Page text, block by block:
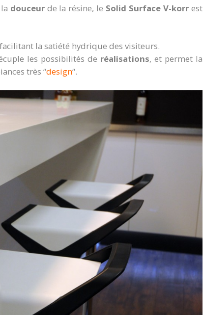
douceurde la résine, le Solid Surface V-korrest
la satiété hydrique des visiteurs.
les possibilités de réalisations, et permet la
très “design“.